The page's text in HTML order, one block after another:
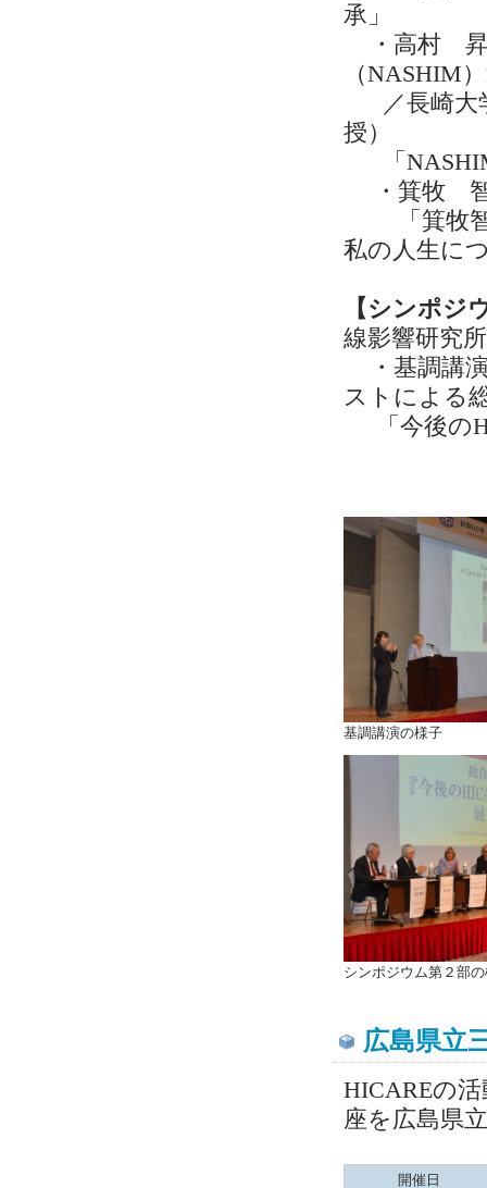
承」
・高村 昇
（NASHIM
／長崎大
授）
「
・箕牧 智
「箕牧智
私の人生に
【シンポジ
線影響研究
・基調講
ストによる
「今後の
基調講演の様子
シンポジウム第２部
広島県立
HICAREの
座を広島県
開催日